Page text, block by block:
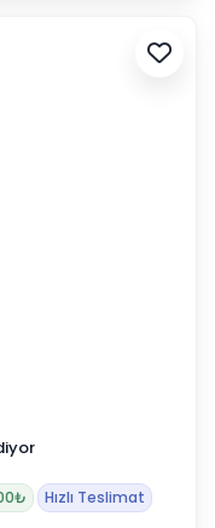
Hızlı Teslimat